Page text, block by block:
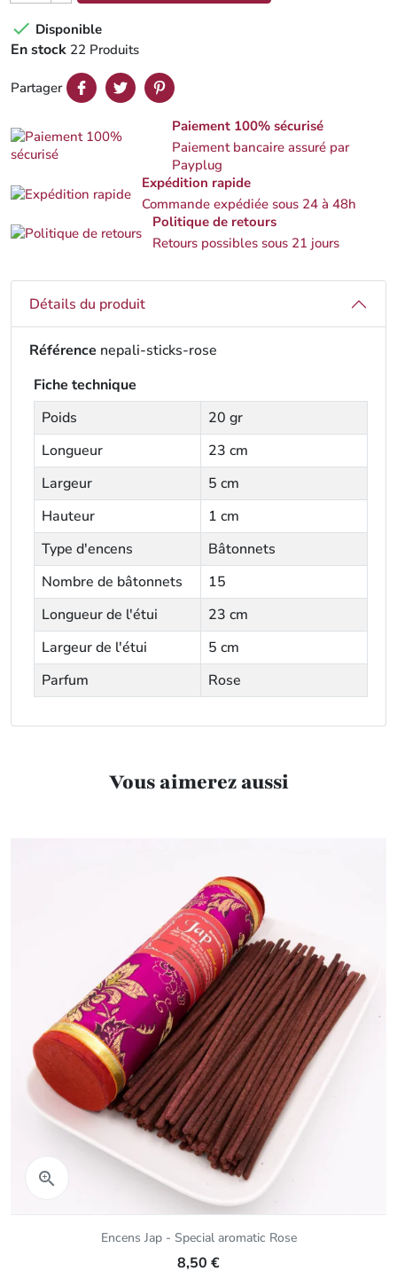
 Disponible
En stock 22 Produits
Partager
Paiement 100% sécurisé
Paiement bancaire assuré par
Payplug
Expédition rapide
Commande expédiée sous 24 à 48h
Politique de retours
Retours possibles sous 21 jours
Détails du produit
Référence nepali-sticks-rose
Fiche technique
Poids
20 gr
Longueur
23 cm
Largeur
5 cm
Hauteur
1 cm
Type d'encens
Bâtonnets
Nombre de bâtonnets
15
Longueur de l'étui
23 cm
Largeur de l'étui
5 cm
Parfum
Rose
Vous aimerez aussi
 Aperçu rapide
Encens Jap - Special aromatic Rose
8,50 €